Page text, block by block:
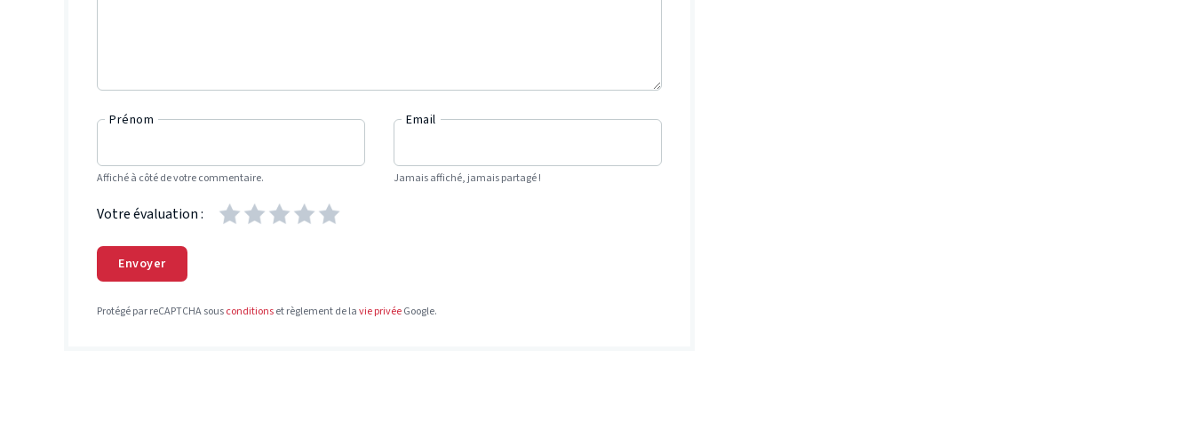
Prénom
Affiché à côté de votre commentaire.
Email
Jamais affiché, jamais partagé !
Votre évaluation :
Envoyer
Protégé par reCAPTCHA sousconditionset règlement de lavie privéeGoogle.